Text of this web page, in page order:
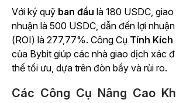
Với ký quỹ ban đầu là 180 USDC,
nhuận là 500 USDC, dẫn đến lợi
(ROI) là 277,77%. Công Cụ Tính Kích
của Bybit giúp các nhà giao dịch xác
thế tối ưu, dựa trên đòn bẩy và rủi ro.
Các Công Cụ Nâng Cao